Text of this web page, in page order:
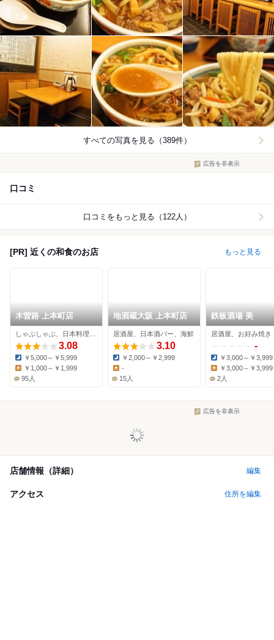
すべての写真を見る（389件）
広告を非表示
口コミ
口コミをもっと見る（122人）
[PR] 近くの和食のお店 もっと見る
木曽路 上本町店
3.08
Dinner:
￥5,000～￥5,999
Lunch:
￥1,000～￥1,999
95人
地酒蔵大阪 上本町店
居酒屋、日本酒バー、海鮮
3.10
Dinner:
￥2,000～￥2,999
Lunch:
-
15人
鉄板酒場 美
居酒屋、お好み焼き
-
Dinner:
￥3,000～￥3,999
Lunch:
￥3,000～￥3,999
2人
広告を非表示
店舗情報（詳細） 編集
アクセス 住所を編集